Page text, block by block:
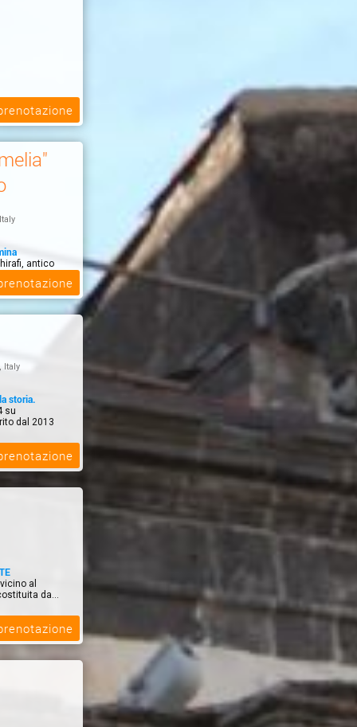
antico
sullo s...
Italy
storia.
su
dal 2013
al
da...